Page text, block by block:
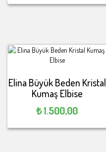
Elina Büyük Beden Kristal
Kumaş Elbise
₺1.500,00